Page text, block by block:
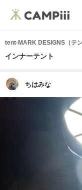
tent-MARK DESIGNS（テ
インナーテント
ちはみな